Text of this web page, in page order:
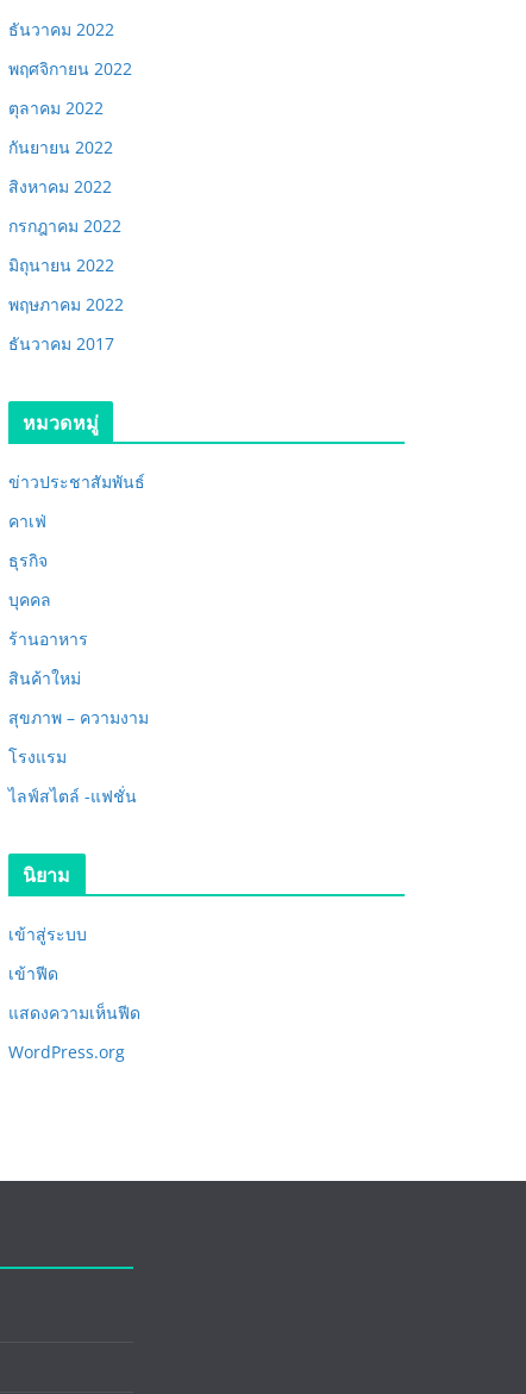
ธันวาคม 2022
พฤศจิกายน 2022
ตุลาคม 2022
กันยายน 2022
สิงหาคม 2022
กรกฎาคม 2022
มิถุนายน 2022
พฤษภาคม 2022
ธันวาคม 2017
หมวดหมู่
ข่าวประชาสัมพันธ์
คาเฟ่
ธุรกิจ
บุคคล
ร้านอาหาร
สินค้าใหม่
สุขภาพ – ความงาม
โรงแรม
ไลฟ์สไตล์ -แฟชั่น
นิยาม
เข้าสู่ระบบ
เข้าฟีด
แสดงความเห็นฟีด
WordPress.org